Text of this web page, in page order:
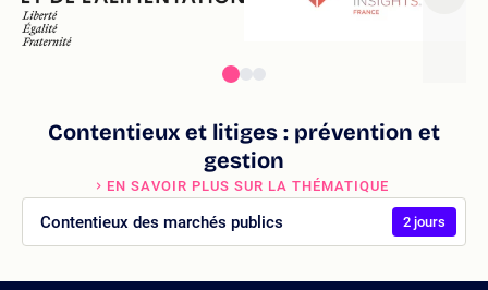
Contentieux et litiges : prévention et
gestion
EN SAVOIR PLUS SUR LA THÉMATIQUE
Contentieux des marchés publics 2 jours